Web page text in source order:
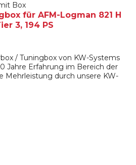
Box
für AFM-Logman 821 H
3, 194 PS
/ Tuningbox von KW-Systems
Jahre Erfahrung im Bereich der
Mehrleistung durch unsere KW-